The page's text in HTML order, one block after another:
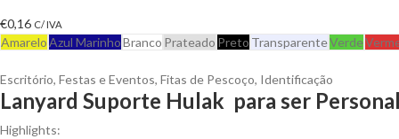
€0,16 C/ IVA
AmareloAzul MarinhoBranco Prateado Preto TransparenteVerde
Escritório, Festas e Eventos, Fitas de Pescoço, Identificação
Lanyard Suporte Hulak para ser
Highlights: